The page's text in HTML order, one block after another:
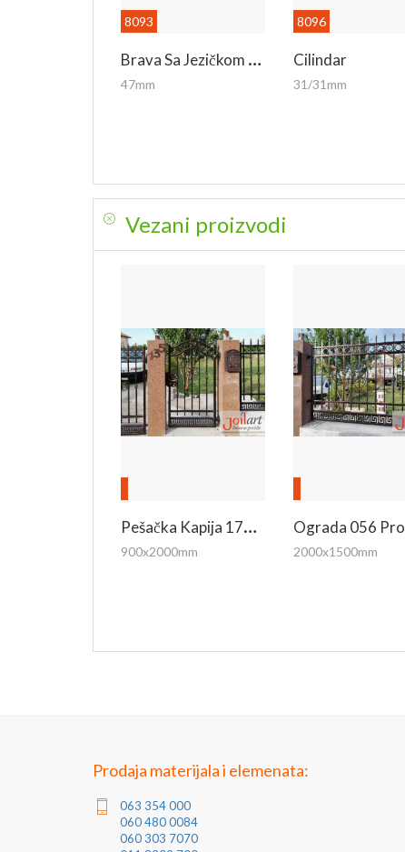
8093
B
Rava Sa Jezičkom Interfonska
47mm
8096
Cilindar
31/31mm
Vezani proizvodi
P
Ešačka Kapija 172 Pro
900x2000mm
Ograda 056 Pro
2000x1500mm
Prodaja materijala i elemenata:
063 354 000
060 480 0084
060 303 7070